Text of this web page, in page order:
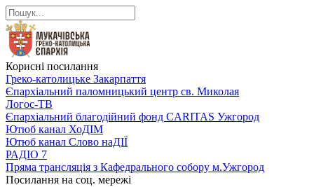
Корисні посилання
Греко-католицьке Закарпаття
Єпархіальний паломницький центр св. Миколая
Логос-ТВ
Єпархіальний благодійний фонд CARITAS Ужгород
Ютюб канал ХоДІМ
Ютюб канал Слово наДІЇ
РАДІО 7
Пряма трансляція з Кафедрального собору м.Ужгород
Посилання на соц. мережі